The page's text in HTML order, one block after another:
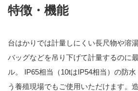
特徴・機能
台はかりでは計量しにくい長尺物や溶
バッグなどを吊り下げて計量するのに
ル。 IP65相当（10tはIP54相当）の防
う養殖現場でもご使用いただけます。